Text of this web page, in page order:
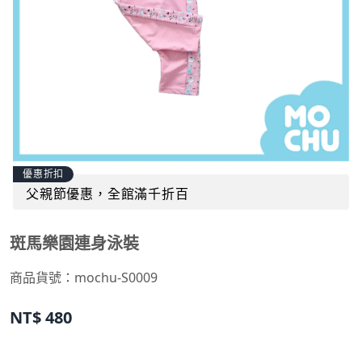
優惠折扣
父親節優惠，全館滿千折百
斑馬樂園連身泳裝
商品貨號： mochu-S0009
NT$480